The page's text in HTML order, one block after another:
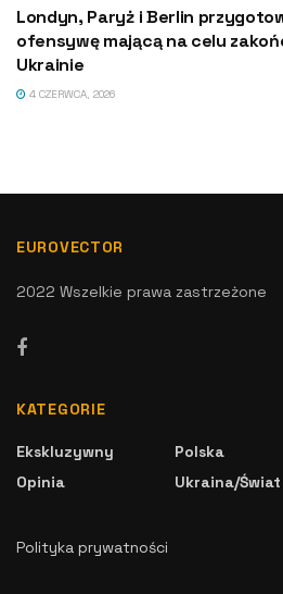
Londyn, Paryż i Berlin
ofensywę mającą na celu
Ukrainie
4 CZERWCA, 2026
EUROVECTOR
2022 Wszelkie prawa zastrzeżone
KATEGORIE
Ekskluzywny
Opinia
Polska
Ukraina/Świat
Polityka prywatności